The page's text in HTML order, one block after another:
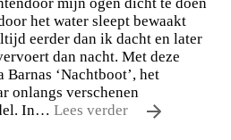
het water sleept bewaakt
eerder dan ik dacht en later
dan nacht. Met deze
‘Nachtboot’, het
onlangs verschenen
In… Lees verder